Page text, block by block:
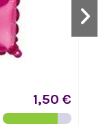
1,50 €